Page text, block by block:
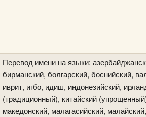
Перевод имени на языки:
бирманский, болгарский, боснийский,
иврит, игбо, идиш, индонезийский,
(традиционный), китайский
македонский, малагасийский,